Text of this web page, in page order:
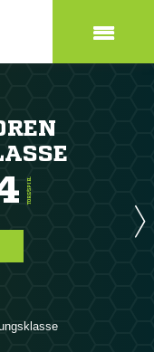
TORE/SPIEL